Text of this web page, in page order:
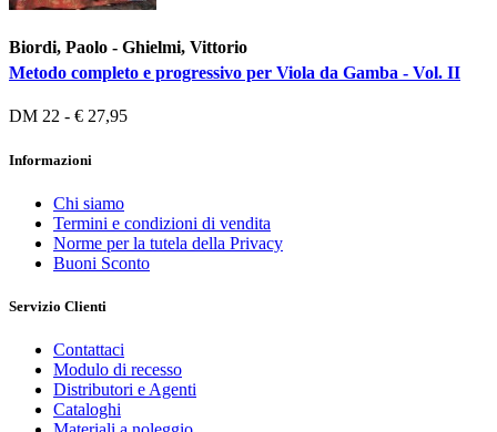
Biordi, Paolo - Ghielmi, Vittorio
Metodo completo e progressivo per Viola da Gamba - Vol. II
DM 22 - € 27,95
Informazioni
Chi siamo
Termini e condizioni di vendita
Norme per la tutela della Privacy
Buoni Sconto
Servizio Clienti
Contattaci
Modulo di recesso
Distributori e Agenti
Cataloghi